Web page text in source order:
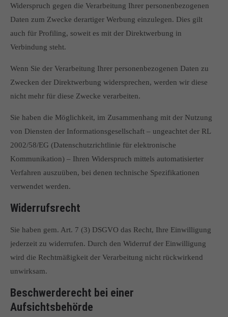
Widerspruch gegen die Verarbeitung Ihrer personenbezogenen
Daten zum Zwecke derartiger Werbung einzulegen. Dies gilt
auch für Profiling, soweit es mit der Direktwerbung in
Verbindung steht.
Wenn Sie der Verarbeitung Ihrer personenbezogenen Daten zu
Zwecken der Direktwerbung widersprechen, werden wir diese
nicht mehr für diese Zwecke verarbeiten.
Sie haben die Möglichkeit, im Zusammenhang mit der Nutzung
von Diensten der Informationsgesellschaft – ungeachtet der RL
2002/58/EG (Datenschutzrichtlinie für elektronische
Kommunikation) – Ihren Widerspruch mittels automatisierter
Verfahren auszuüben, bei denen technische Spezifikationen
verwendet werden.
Widerrufsrecht
Sie haben gem. Art. 7 (3) DSGVO das Recht, Ihre Einwilligung
jederzeit zu widerrufen. Durch den Widerruf der Einwilligung
wird die Rechtmäßigkeit der Verarbeitung nicht rückwirkend
unwirksam.
Beschwerderecht bei einer
Aufsichtsbehörde